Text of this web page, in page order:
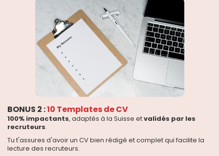
BONUS 2 :10 Templates de CV
100% impactants, adaptés à la Suisse etvalidés par les
recruteurs.
Tu t'assures d'avoir un CV bien rédigé et complet qui facilite la
lecture des recruteurs.